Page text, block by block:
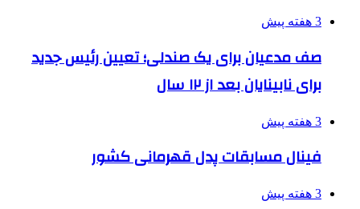
3 هفته پیش
صف مدعیان برای یک صندلی؛ تعیین رئیس جدید
برای نابینایان بعد از ۱۲ سال
3 هفته پیش
فینال مسابقات پدل قهرمانی کشور
3 هفته پیش